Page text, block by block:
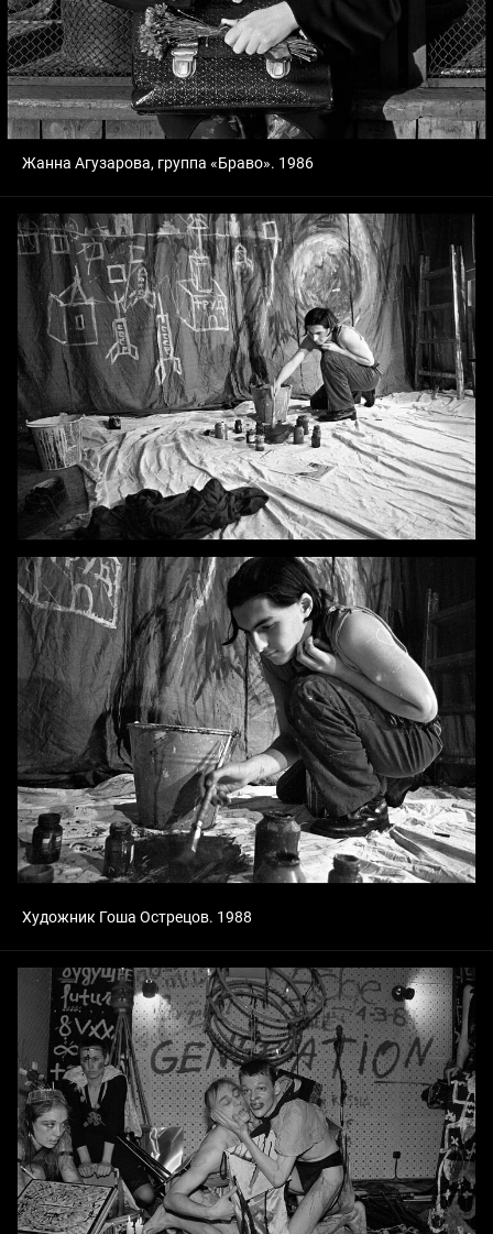
Жанна Агузарова, группа «Браво». 1986
Художник Гоша Острецов. 1988